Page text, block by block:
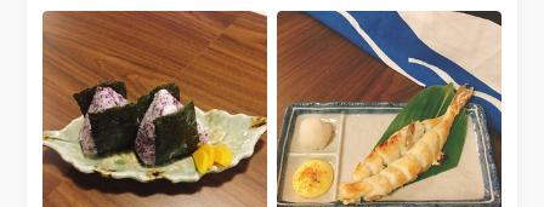
角👑這時候就適合來碗味噌湯香
氣濃郁卻意外清爽，還有很多鮭
魚☺吃的差不多的時候重頭戲來
了！#秋田名物米棒雞肉鍋 可以
說是全台唯一，湯底跟米棒也是
日本直送阿~~湯底清甜還有烤
過的雞肉塊，米棒吸滿湯頭及蔬
菜的精華，軟軟很特別的口感。
- 📍 台北市中山區林森北路130
號2樓 🚉 #捷運中山站 ⏲
18:00-00:00 - #ㄩㄐ吃の圓滾